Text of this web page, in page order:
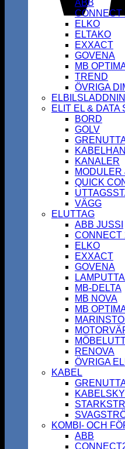
ABB
CONNECT
ELKO
ELTAKO
EXXACT
GOVENA
MB
TREND
ÖVRIGA
ELIT EL & DATA
BORD
GOLV
KANALER
MODULER
QUICK
VÄGG
ELUTTAG
ABB JUSSI
CONNECT
ELKO
EXXACT
GOVENA
MB-DELTA
MB NOVA
MB
RENOVA
ÖVRIGA
KABEL
KOMBI- OCH
ABB